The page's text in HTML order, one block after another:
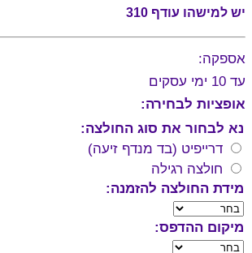
יש למישהו עודף 310
אספקה:
עד 10 ימי עסקים
אופציות לבחירה:
נא לבחור את סוג החולצה:
דרייפיט (בד מנדף זיעה)
חולצה רגילה
מידת החולצה להזמנה:
מיקום ההדפס: